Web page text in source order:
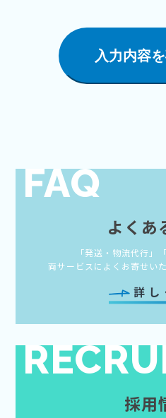
FAQ
よくあ
「発送・物流代行」
両サービスによくお寄せい
詳し
採用